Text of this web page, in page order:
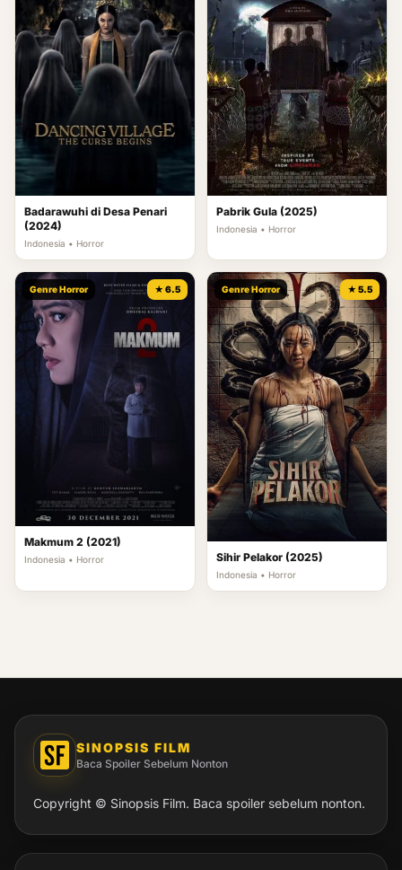
Badarawuhi di Desa Penari
(2024)
Indonesia • Horror
Pabrik Gula (2025)
Indonesia • Horror
Genre Horror ★ 6.5
Makmum 2 (2021)
Indonesia • Horror
Genre Horror ★ 5.5
Sihir Pelakor (2025)
Indonesia • Horror
SINOPSIS FILM
Baca Spoiler Sebelum Nonton
Copyright © Sinopsis Film. Baca spoiler sebelum nonton.